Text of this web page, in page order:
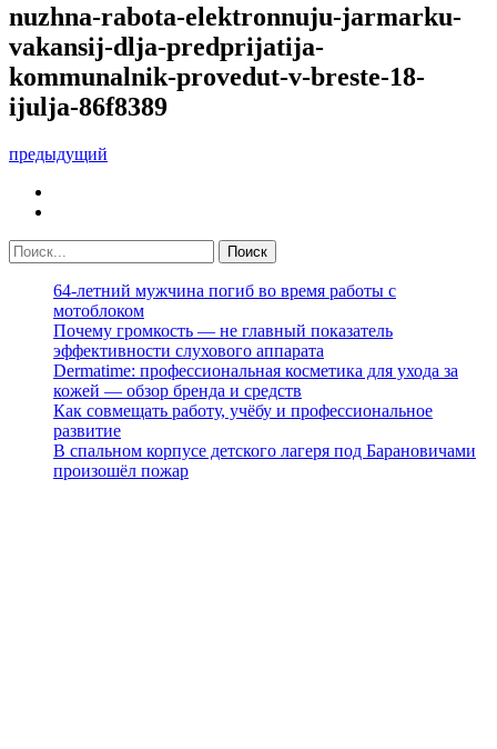
nuzhna-rabota-elektronnuju-jarmarku-
vakansij-dlja-predprijatija-
kommunalnik-provedut-v-breste-18-
ijulja-86f8389
предыдущий
64-летний мужчина погиб во время работы с
мотоблоком
Почему громкость — не главный показатель
эффективности слухового аппарата
Dermatime: профессиональная косметика для ухода за
кожей — обзор бренда и средств
Как совмещать работу, учёбу и профессиональное
развитие
В спальном корпусе детского лагеря под Барановичами
произошёл пожар